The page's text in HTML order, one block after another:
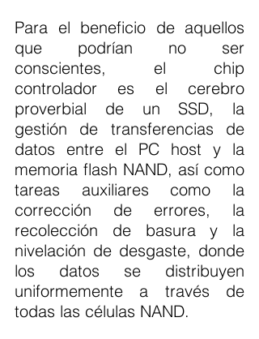
Para el beneficio de aquellos
que podrían no ser
conscientes, el chip
controlador es el cerebro
proverbial de un SSD, la
gestión de transferencias de
datos entre el PC host y la
memoria flash NAND, así como
tareas auxiliares como la
corrección de errores, la
recolección de basura y la
nivelación de desgaste, donde
los datos se distribuyen
uniformemente a través de
todas las células NAND.